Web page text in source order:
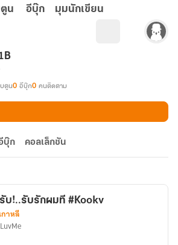
น อีบุ๊ก มุมนักเขียน
บตูน0 อีบุ๊ก0 คนติดตาม
บุ๊ก คอลเล็กชัน
บ!..รับรักผมที #Kookv
าหลี